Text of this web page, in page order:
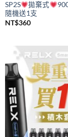
SP2S 拋棄式
隨機送1支
NT$360